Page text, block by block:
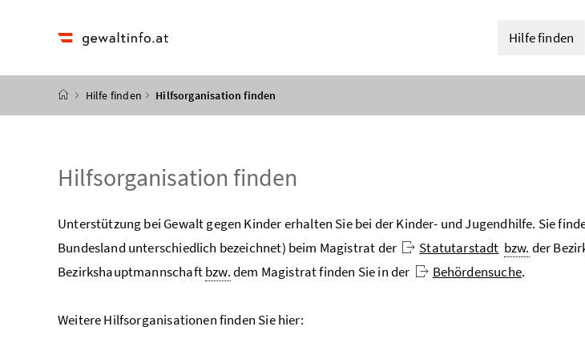
Hilfe finden
Startseite
Hilfe finden Hilfsorganisation finden
Hilfsorganisation finden
Unterstützung bei Gewalt gegen Kinder erhalten Sie bei der Kinder- und Jugendhilfe. Sie
Bundesland unterschiedlich bezeichnet) beim Magistrat der
Statutarstadt bzw. der
Bezirkshauptmannschaftbzw.dem Magistrat finden Sie in der Behördensuche.
Weitere Hilfsorganisationen finden Sie hier: